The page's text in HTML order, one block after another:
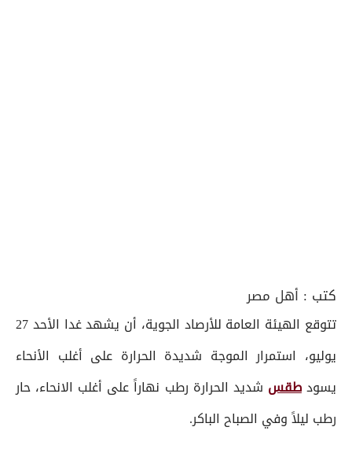
كتب : أهل مصر
تتوقع الهيئة العامة للأرصاد الجوية، أن يشهد غدا الأحد 27
يوليو، استمرار الموجة شديدة الحرارة على أغلب الأنحاء
يسودطقس شديد الحرارة رطب نهاراً على أغلب الانحاء، حار
رطب ليلاً وفي الصباح الباكر.